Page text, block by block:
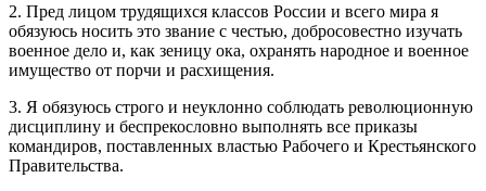
2. Пред лицом трудящихся классов России и всего мира я
обязуюсь носить это звание с честью, добросовестно изучать
военное дело и, как зеницу ока, охранять народное и военное
имущество от порчи и расхищения.
3. Я обязуюсь строго и неуклонно соблюдать революционную
дисциплину и беспрекословно выполнять все приказы
командиров, поставленных властью Рабочего и Крестьянского
Правительства.